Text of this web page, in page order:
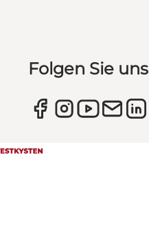
Folgen Sie uns
auswählen